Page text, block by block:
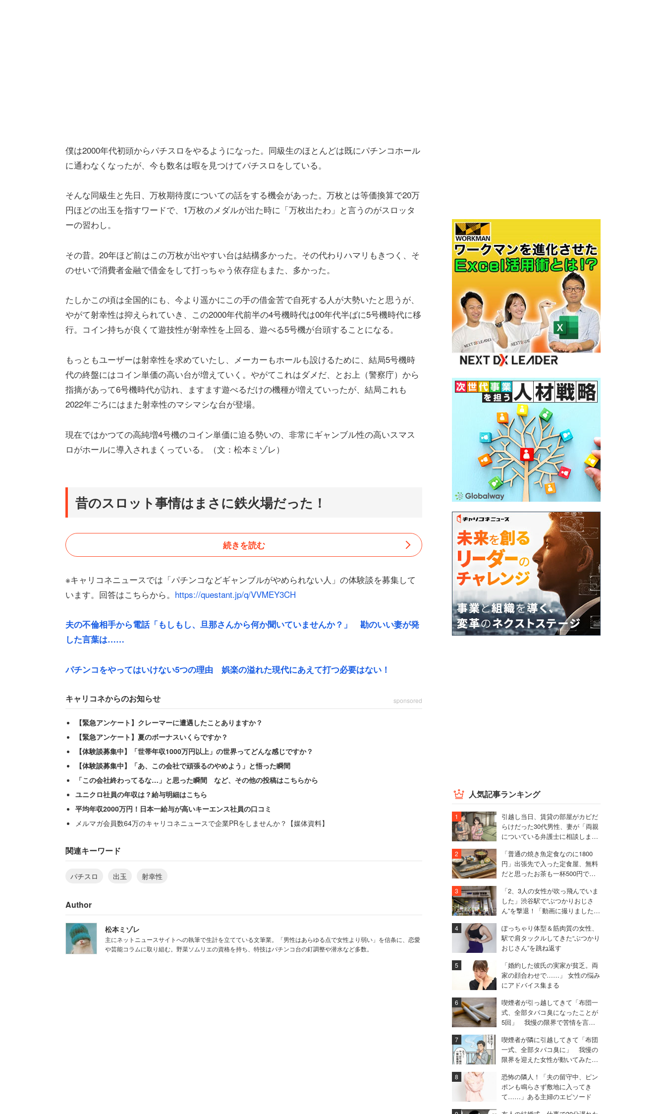
僕は2000年代初頭からパチスロをやるようになった。同級生のほとんどは既にパチンコホール
に通わなくなったが、今も数名は暇を見つけてパチスロをしている。
そんな同級生と先日、万枚期待度についての話をする機会があった。万枚とは等価換算で20万
円ほどの出玉を指すワードで、1万枚のメダルが出た時に「万枚出たわ」と言うのがスロッタ
ーの習わし。
その昔。20年ほど前はこの万枚が出やすい台は結構多かった。その代わりハマリもきつく、そ
のせいで消費者金融で借金をして打っちゃう依存症もまた、多かった。
たしかこの頃は全国的にも、今より遥かにこの手の借金苦で自死する人が大勢いたと思うが、
やがて射幸性は抑えられていき、この2000年代前半の4号機時代は00年代半ばに5号機時代に移
行。コイン持ちが良くて遊技性が射幸性を上回る、遊べる5号機が台頭することになる。
もっともユーザーは射幸性を求めていたし、メーカーもホールも設けるために、結局5号機時
代の終盤にはコイン単価の高い台が増えていく。やがてこれはダメだ、とお上（警察庁）から
指摘があって6号機時代が訪れ、ますます遊べるだけの機種が増えていったが、結局これも
2022年ごろにはまた射幸性のマシマシな台が登場。
現在ではかつての高純増4号機のコイン単価に迫る勢いの、非常にギャンブル性の高いスマス
ロがホールに導入されまくっている。（文：松本ミゾレ）
昔のスロット事情はまさに鉄火場だった！
冒頭でも書いたが、僕はもう40歳になったというのに未だに同級生とパチスロの話をするイタ
いところがある男だ。
20年前のパチスロ事情を知る人なら納得できる話だと思うんだけど、とにかくコイン持ちが悪
く、一撃5000枚のフラグを狙って無謀な勝負をする人が大勢いたのがあの時代。そのフラグだ
って1/8192という重い確率だ。1日に1回出るか出ないかというフラグだし、そうそう都合よく
引けるものでは断じてない。
にハマっちゃった人の収支は散々なものだった。でも、引けるときはそういうフラグも引ける
んだよね。僕が見ただけでも、一撃で60万円分のメダルを出している人って3人いたし、聞い
た話では100万勝ったって人もいたようだ。
でも結局、トータルではさすがに負けてそうだけど。まあ、こういうピーキーな台がかつてあ
って、自殺者が出たものだから状況は変わることになったんだよね。ただしネット上では今
も、こういう鉄火場状態だったホール事情を懐かしむ声がある。
続きを読む
※キャリコネニュースでは「パチンコなどギャンブルがやめられない人」の体験談を募集して
います。回答はこちらから。 https://questant.jp/q/VVMEY3CH
夫の不倫相手から電話「もしもし、旦那さんから何か聞いていませんか？」 勘のいい妻が発
した言葉は……
パチンコをやってはいけない5つの理由 娯楽の溢れた現代にあえて打つ必要はない！
キャリコネからのお知らせ sponsored
【緊急アンケート】クレーマーに遭遇したことありますか？
【緊急アンケート】夏のボーナスいくらですか？
【体験談募集中】「世帯年収1000万円以上」の世界ってどんな感じですか？
【体験談募集中】「あ、この会社で頑張るのやめよう」と悟った瞬間
「この会社終わってるな…」と思った瞬間 など、その他の投稿はこちらから
ユニクロ社員の年収は？給与明細はこちら
平均年収2000万円！日本一給与が高いキーエンス社員の口コミ
メルマガ会員数64万のキャリコネニュースで企業PRをしませんか？【媒体資料】
関連キーワード
パチスロ 出玉 射幸性
Author
松本ミゾレ
主にネットニュースサイトへの執筆で生計を立てている文筆業。「男性はあらゆる点で女性より弱い」を信条に、恋愛
や芸能コラムに取り組む。野菜ソムリエの資格を持ち、特技はパチンコ台の釘調整や潜水など多数。
人気記事ランキング
引越し当日、賃貸の部屋がカビだ
らけだった30代男性、妻が「両親
についている弁護士に相談します
「普通の焼き魚定食なのに1800
円」出張先で入った定食屋、無料
だと思ったお茶も一杯500円でモ
「2、3人の女性が吹っ飛んでいま
した」渋谷駅で“ぶつかりおじさ
ん”を撃退！「動画に撮りました。
すね」と言ってみたら……
ぽっちゃり体型＆筋肉質の女性、
駅で肩タックルしてきた“ぶつかり
おじさん”を跳ね返す
「婚約した彼氏の実家が貧乏。両
家の顔合わせで……」 女性の悩み
にアドバイス集まる
喫煙者が引っ越してきて「布団一
式、全部タバコ臭になったことが
5回」 我慢の限界で苦情を言う
喫煙者が隣に引越してきて「布団
一式、全部タバコ臭に」 我慢の
限界を迎えた女性が動いてみた結
恐怖の隣人！「夫の留守中、ピン
ポンも鳴らさず敷地に入ってき
て……」ある主婦のエピソード